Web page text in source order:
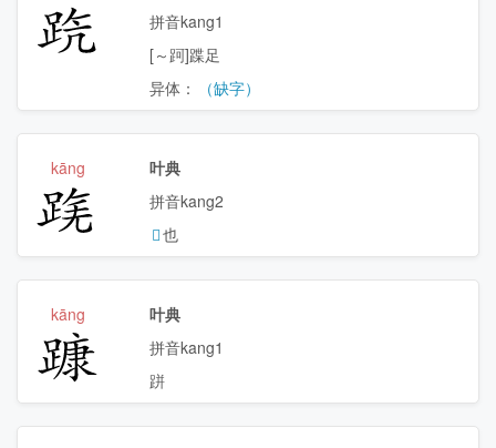
𨀫
拼音kang1
[～跒]蹀足
异体：
（缺字）
𨂟
kāng
叶典
拼音kang2
𨁐也
𨄗
kāng
叶典
拼音kang1
跰